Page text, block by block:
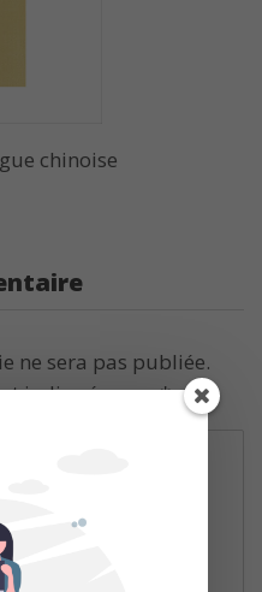
chinoise
ne sera pas publiée.
indiqués avec*